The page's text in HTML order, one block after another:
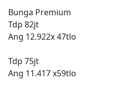
Bunga Premium
Tdp 82jt
Ang 12.922x 47tlo
Tdp 75jt
Ang 11.417 x59tlo